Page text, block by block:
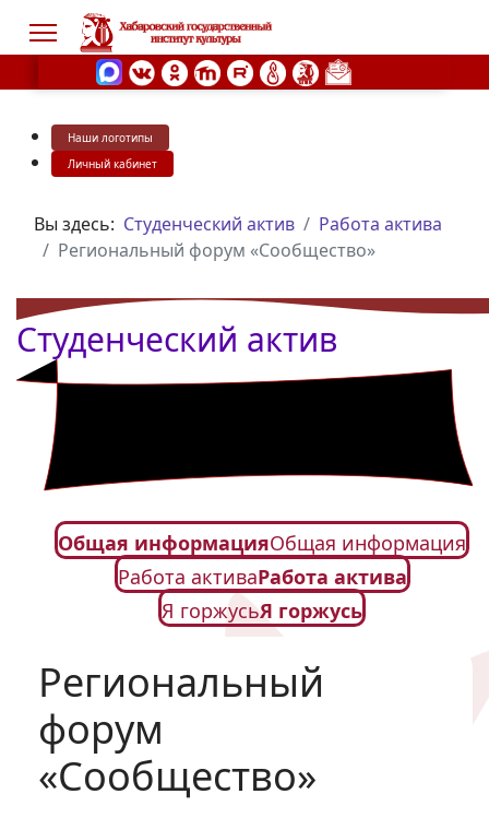
Наши логотипы
Личный кабинет
Вы здесь: Студенческий актив
Работа актива
Региональный форум «Сообщество»
Студенческий актив
Общая информацияОбщая информация
Работа активаРабота актива
Я горжусьЯ горжусь
Региональный
форум
«Сообщество»